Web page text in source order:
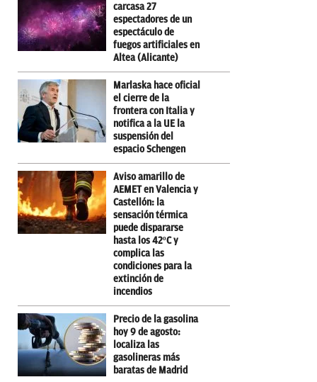
carcasa 27
espectadores de un
espectáculo de
fuegos artificiales en
Altea (Alicante)
Marlaska hace oficial
el cierre de la
frontera con Italia y
notifica a la UE la
suspensión del
espacio Schengen
Aviso amarillo de
AEMET en Valencia y
Castellón: la
sensación térmica
puede dispararse
hasta los 42ºC y
complica las
condiciones para la
extinción de
incendios
Precio de la gasolina
hoy 9 de agosto:
localiza las
gasolineras más
baratas de Madrid